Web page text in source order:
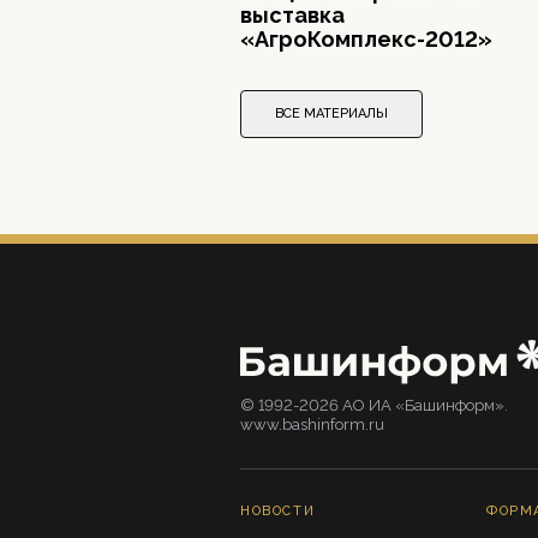
выставка
«АгроКомплекс-2012»
ВСЕ МАТЕРИАЛЫ
© 1992-2026 АО ИА «Башинформ».
www.bashinform.ru
НОВОСТИ